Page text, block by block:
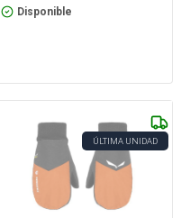
Disponible
ÚLTIMA UNIDAD